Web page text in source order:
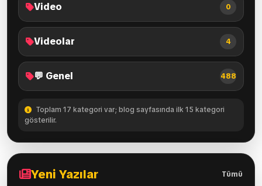
Video 0
Videolar 4
💬 Genel 488
Toplam 17 kategori var; blog sayfasında ilk 15 kategori
gösterilir.
Yeni Yazılar Tümü